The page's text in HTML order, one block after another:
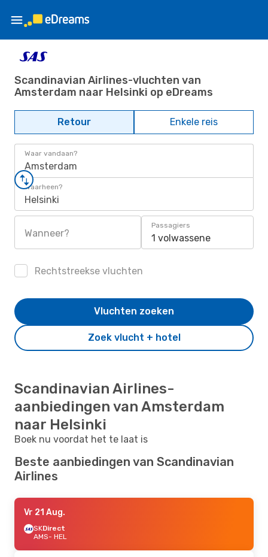
Scandinavian Airlines-vluchten van
Amsterdam naar Helsinki op eDreams
Retour Enkele reis
Waar vandaan?
Amsterdam
Waarheen?
Helsinki
Wanneer?
Passagiers
1 volwassene
Rechtstreekse vluchten
Zoek vlucht + hotel
Vluchten zoeken
Scandinavian Airlines-
aanbiedingen van Amsterdam
naar Helsinki
Boek nu voordat het te laat is
Beste aanbiedingen van Scandinavian
Airlines
Vr 21 Aug.
SKDirect
AMS- HEL